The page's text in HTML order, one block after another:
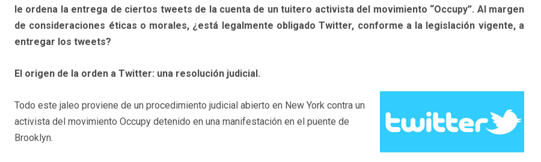
le ordena la entrega de ciertos tweets de la cuenta de un tuitero activista del movimiento “Occupy”. Al margen
de consideraciones éticas o morales, ¿está legalmente obligado Twitter, conforme a la legislación vigente, a
entregar los tweets?
El origen de la orden a Twitter: una resolución judicial.
Todo este jaleo proviene de un procedimiento judicial abierto en New York contra un
activista del movimiento Occupy detenido en una manifestación en el puente de
Brooklyn.